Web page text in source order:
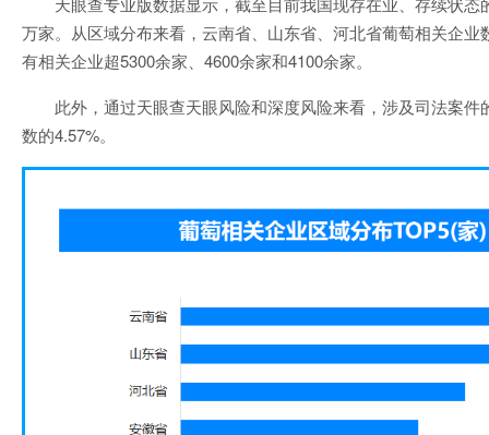
万家。从区域分布来看，云南省、山东省、河北省葡萄相关企业
有相关企业超5300余家、4600余家和4100余家。
此外，通过天眼查天眼风险和深度风险来看，涉及司法案件
数的4.57%。